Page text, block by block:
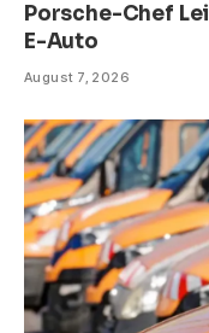
Porsche-Chef
E-Auto
August 7, 2026